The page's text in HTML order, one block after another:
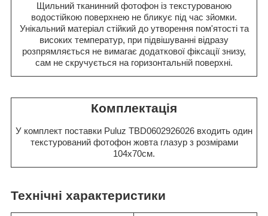
Щильний тканинний фотофон із текстурованою
водостійкою поверхнею не бликує під час зйомки.
Унікальний матеріал стійкий до утворення пом'ятості та
високих температур, при підвішуванні відразу
розпрямляється не вимагає додаткової фіксації знизу,
сам не скручується на горизонтальній поверхні.
Комплектація
У комплект поставки Puluz TBD0602926026 входить один
текстурований фотофон жовта глазур з розмірами
104x70см.
Технічні характеристики